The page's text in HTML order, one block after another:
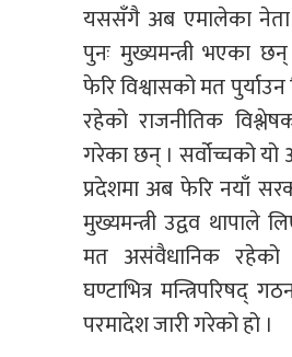
यससँगै अब एमालेका नेता
पुनः मुख्यमन्त्री भएका
फेरि विश्वासको मत
रहेको राजनीतिक
गरेका छन् । सर्वोच्चको
प्रदेशमा अब फेरि नयाँ
मुख्यमन्त्री उद्वव थापाले
मत असंवैधानिक रहेको
घण्टाभित्र मन्त्रिपरिषद्
परमादेश जारी गरेको हो ।